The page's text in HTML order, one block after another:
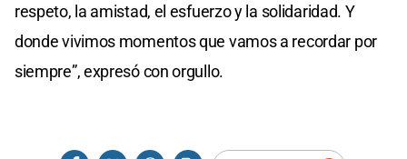
respeto, la amistad, el esfuerzo y la solidaridad. Y
donde vivimos momentos que vamos a recordar por
siempre”, expresó con orgullo.